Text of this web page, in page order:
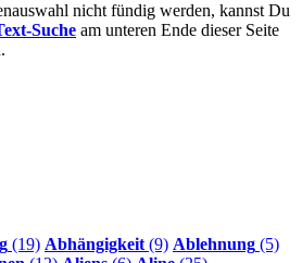
nicht fündig werden, kannst Du
Suche am unteren Ende dieser Seite
(19) Abhängigkeit (9) Ablehnung (5)